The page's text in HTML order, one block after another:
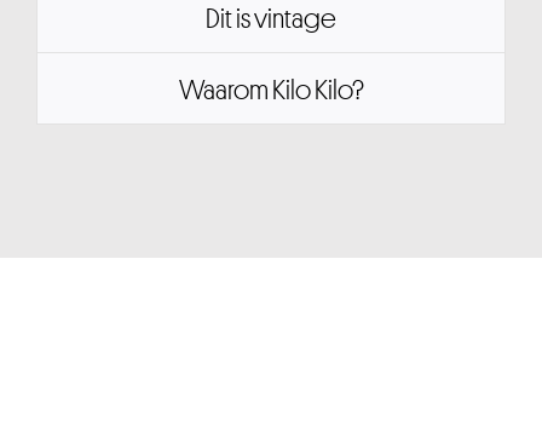
Dit is vintage
Waarom Kilo Kilo?